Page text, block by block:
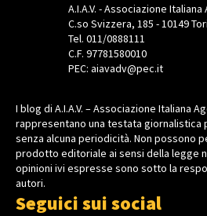
A.I.A.V. - Associazione
C.so Svizzera, 185 - 10149
Tel. 011/0888111
C.F. 97781580010
PEC: aiavadv@pec.it
I blog di A.I.A.V. – Associazione Italiana
rappresentano una testata giornalistica
senza alcuna periodicità. Non possono
prodotto editoriale ai sensi della legge n.
opinioni ivi espresse sono sotto la
autori.
Seguici sui social